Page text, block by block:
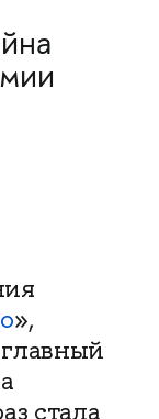
»,
стала